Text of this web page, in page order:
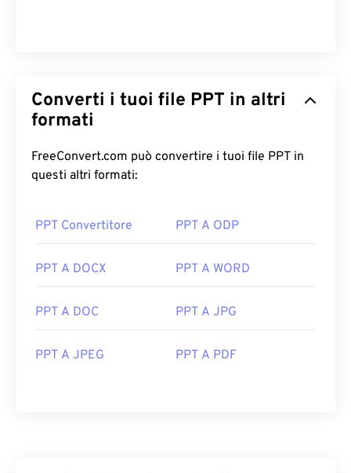
Converti i tuoi file PPT in altri
formati
FreeConvert.com può convertire i tuoi file PPT in
questi altri formati:
PPT Convertitore PPT A ODP
PPT A DOCX PPT A WORD
PPT A DOC PPT A JPG
PPT A JPEG PPT A PDF